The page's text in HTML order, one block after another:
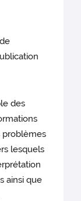
des
problèmes
lesquels
ainsi que